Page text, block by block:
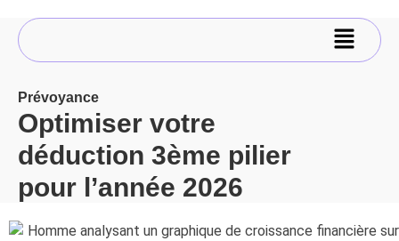
Prévoyance
Optimiser votre
déduction 3ème pilier
pour l’année 2026